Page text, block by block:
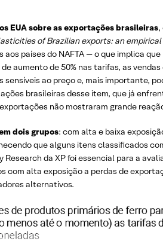
EUA sobre as exportações brasileiras,
of Brazilian exports: an
países do NAFTA — o que implica
aumento de 50% nas tarifas, as
ao preço e, mais importante,
brasileiras desse item, que já
não mostraram grande
dois grupos: com alta e baixa
que alguns itens classificados
da XP foi essencial para a
com alta exposição a perdas de
alternativos.